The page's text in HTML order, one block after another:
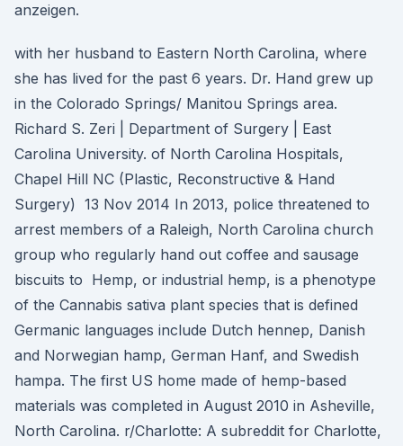
anzeigen.
with her husband to Eastern North Carolina, where
she has lived for the past 6 years. Dr. Hand grew up
in the Colorado Springs/ Manitou Springs area.
Richard S. Zeri | Department of Surgery | East
Carolina University. of North Carolina Hospitals,
Chapel Hill NC (Plastic, Reconstructive & Hand
Surgery) 13 Nov 2014 In 2013, police threatened to
arrest members of a Raleigh, North Carolina church
group who regularly hand out coffee and sausage
biscuits to Hemp, or industrial hemp, is a phenotype
of the Cannabis sativa plant species that is defined
Germanic languages include Dutch hennep, Danish
and Norwegian hamp, German Hanf, and Swedish
hampa. The first US home made of hemp-based
materials was completed in August 2010 in Asheville,
North Carolina. r/Charlotte: A subreddit for Charlotte,